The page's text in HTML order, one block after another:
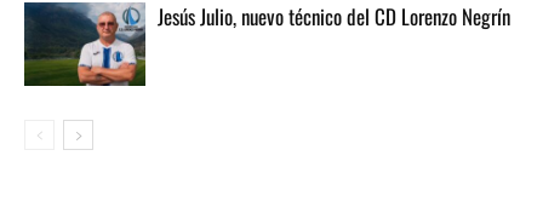
Jesús Julio, nuevo técnico del CD Lorenzo Negrín